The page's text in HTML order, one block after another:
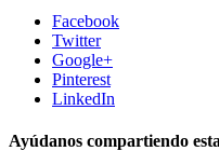
Facebook
Twitter
Google+
Pinterest
LinkedIn
Ayúdanos compartiendo